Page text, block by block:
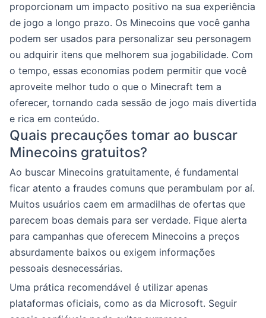
proporcionam um impacto positivo na sua experiência
de jogo a longo prazo. Os Minecoins que você ganha
podem ser usados para personalizar seu personagem
ou adquirir itens que melhorem sua jogabilidade. Com
o tempo, essas economias podem permitir que você
aproveite melhor tudo o que o Minecraft tem a
oferecer, tornando cada sessão de jogo mais divertida
e rica em conteúdo.
Quais precauções tomar ao buscar
Minecoins gratuitos?
Ao buscar Minecoins gratuitamente, é fundamental
ficar atento a fraudes comuns que perambulam por aí.
Muitos usuários caem em armadilhas de ofertas que
parecem boas demais para ser verdade. Fique alerta
para campanhas que oferecem Minecoins a preços
absurdamente baixos ou exigem informações
pessoais desnecessárias.
Uma prática recomendável é utilizar apenas
plataformas oficiais, como as da Microsoft. Seguir